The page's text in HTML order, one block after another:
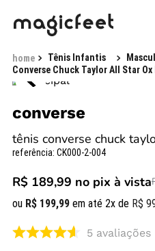
Tênis Infantis
Converse Chuck Taylor All Star
converse
tênis converse chuck
referência: CK000-2-004
R$ 189,99 no pix à vista
ou R$ 199,99 em até 2x de R$
5 avaliações